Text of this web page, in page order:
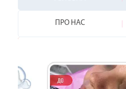
ПРО НАС